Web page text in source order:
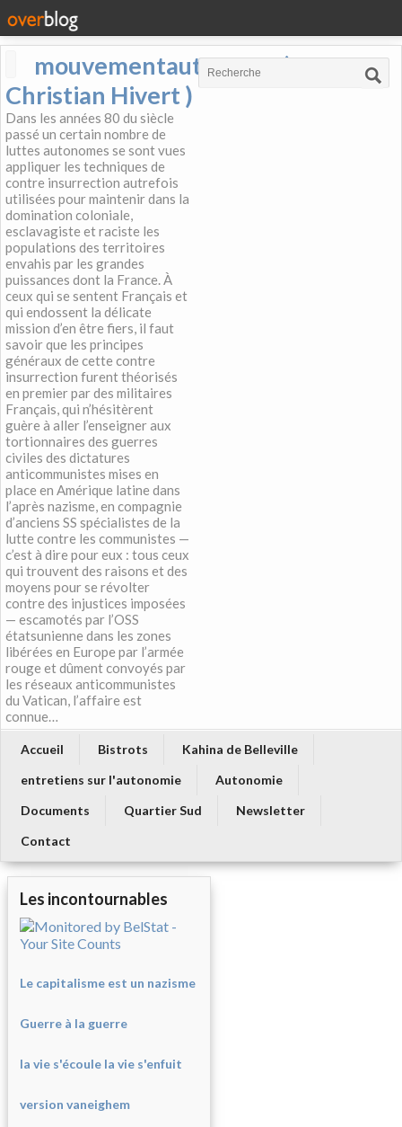
mouvementautonome (
Christian Hivert )
Dans les années 80 du siècle
passé un certain nombre de
luttes autonomes se sont vues
appliquer les techniques de
contre insurrection autrefois
utilisées pour maintenir dans la
domination coloniale,
esclavagiste et raciste les
populations des territoires
envahis par les grandes
puissances dont la France. À
ceux qui se sentent Français et
qui endossent la délicate
mission d’en être fiers, il faut
savoir que les principes
généraux de cette contre
insurrection furent théorisés
en premier par des militaires
Français, qui n’hésitèrent
guère à aller l’enseigner aux
tortionnaires des guerres
civiles des dictatures
anticommunistes mises en
place en Amérique latine dans
l’après nazisme, en compagnie
d’anciens SS spécialistes de la
lutte contre les communistes —
c’est à dire pour eux : tous ceux
qui trouvent des raisons et des
moyens pour se révolter
contre des injustices imposées
— escamotés par l’OSS
étatsunienne dans les zones
libérées en Europe par l’armée
rouge et dûment convoyés par
les réseaux anticommunistes
du Vatican, l’affaire est
connue…
Accueil Bistrots
Kahina de Belleville
entretiens sur l'autonomie
Autonomie
Documents
Quartier Sud
Newsletter
Contact
Les incontournables
Le capitalisme est un nazisme
Guerre à la guerre
la vie s'écoule la vie s'enfuit
version vaneighem